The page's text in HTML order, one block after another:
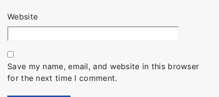
Website
Save my name, email, and website in this browser
for the next time I comment.